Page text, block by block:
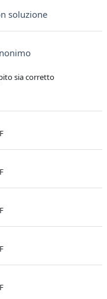
soluzioneCompito
Compito
sia corretto